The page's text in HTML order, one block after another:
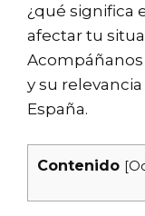
¿qué significa
afectar tu
y su
España.
Contenido [